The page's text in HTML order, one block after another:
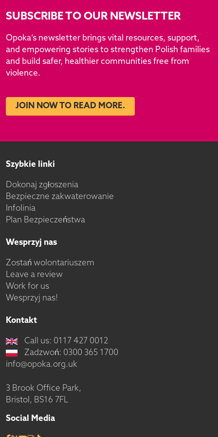
SUBSCRIBE TO OUR NEWSLETTER
Opoka’s newsletter brings vital resources, support,
and empowering stories to strengthen Polish families
and build safer, healthier communities free from
violence.
JOIN NOW TO READ MORE.
Szybkie linki
Dokonaj zgłoszenia
Bezpieczne zakwaterowanie
Infolinia
Plan Bezpieczeństwa
Wesprzyj nas
Zostań wolontariuszem
Leave a review
Work for us
Wesprzyj nas!
Kontakt
Call us: 0117 427 0012
Zadzwoń: 0300 365 1700
info@opoka.org.uk
3 Brook Office Park,
Bristol, BS16 7FL
Social Media